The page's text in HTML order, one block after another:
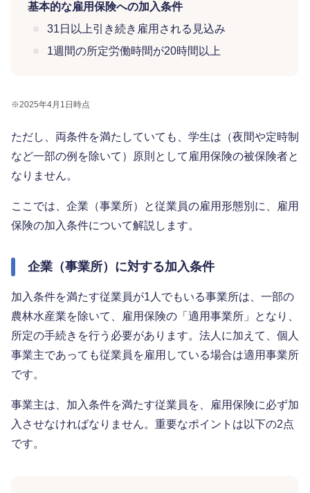
基本的な雇用保険への加入条件
31日以上引き続き雇用される見込み
1週間の所定労働時間が20時間以上
※2025年4月1日時点
ただし、両条件を満たしていても、学生は（夜間や定時制
など一部の例を除いて）原則として雇用保険の被保険者と
なりません。
ここでは、企業（事業所）と従業員の雇用形態別に、雇用
保険の加入条件について解説します。
企業（事業所）に対する加入条件
加入条件を満たす従業員が1人でもいる事業所は、一部の
農林水産業を除いて、雇用保険の「適用事業所」となり、
所定の手続きを行う必要があります。法人に加えて、個人
事業主であっても従業員を雇用している場合は適用事業所
です。
事業主は、加入条件を満たす従業員を、雇用保険に必ず加
入させなければなりません。重要なポイントは以下の2点
です。